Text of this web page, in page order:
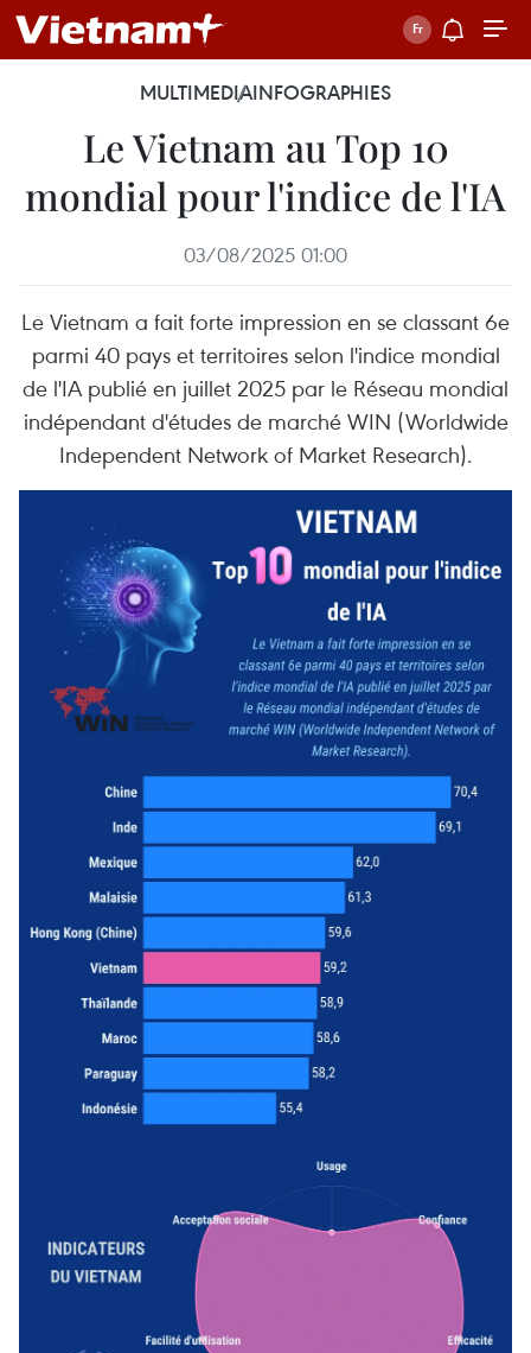
MULTIMEDIAINFOGRAPHIES
Le Vietnam au Top 10
mondial pour l'indice de l'IA
03/08/2025 01:00
Le Vietnam a fait forte impression en se classant 6e
parmi 40 pays et territoires selon l'indice mondial
de l'IA publié en juillet 2025 par le Réseau mondial
indépendant d'études de marché WIN (Worldwide
Independent Network of Market Research).